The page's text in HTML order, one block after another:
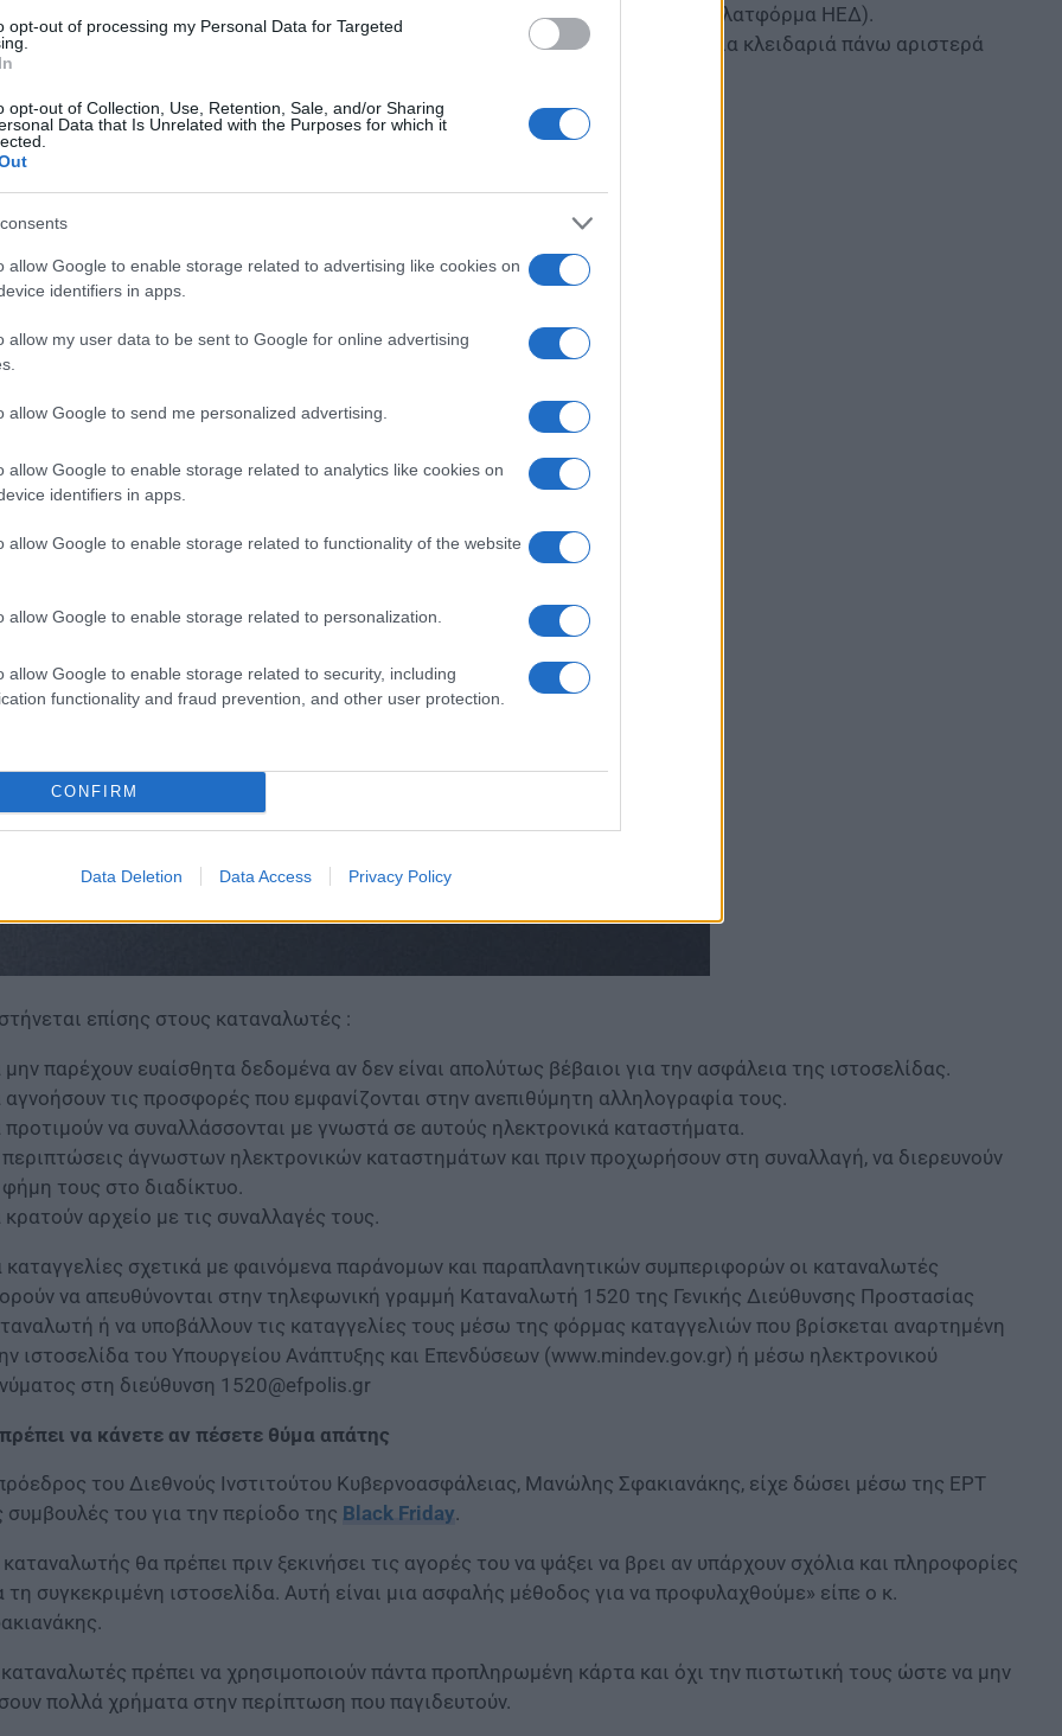
opt-out of processing my Personal Data for Targeted
opt-out of Collection, Use, Retention, Sale, and/or Sharing
Data that Is Unrelated with the Purposes for which it
allow Google to enable storage related to advertising like cookies on
identifiers in apps.
allow my user data to be sent to Google for online advertising
allow Google to send me personalized advertising.
allow Google to enable storage related to analytics like cookies on
identifiers in apps.
allow Google to enable storage related to functionality of the website
allow Google to enable storage related to personalization.
allow Google to enable storage related to security, including
functionality and fraud prevention, and other user protection.
CONFIRM
Data Deletion Data Access Privacy Policy
ηλεκτρονικής επίλυσης καταναλωτικών διαφορών (πανενωσιακή πλατφόρμα ΗΕΔ).
ασφάλειας του ιστότοπου: εμφάνιση εικονιδίου ασφάλειας, δηλ. μια κλειδαριά πάνω αριστερά
browser, ηλεκτρονική διεύθυνση που ξεκινά με https://).
επίσης στους καταναλωτές :
παρέχουν ευαίσθητα δεδομένα αν δεν είναι απολύτως βέβαιοι για την ασφάλεια της ιστοσελίδας.
τις προσφορές που εμφανίζονται στην ανεπιθύμητη αλληλογραφία τους.
να συναλλάσσονται με γνωστά σε αυτούς ηλεκτρονικά καταστήματα.
άγνωστων ηλεκτρονικών καταστημάτων και πριν προχωρήσουν στη συναλλαγή, να διερευνούν
τους στο διαδίκτυο.
αρχείο με τις συναλλαγές τους.
καταγγελίες σχετικά με φαινόμενα παράνομων και παραπλανητικών συμπεριφορών οι καταναλωτές
να απευθύνονται στην τηλεφωνική γραμμή Καταναλωτή 1520 της Γενικής Διεύθυνσης Προστασίας
ή να υποβάλλουν τις καταγγελίες τους μέσω της φόρμας καταγγελιών που βρίσκεται αναρτημένη
ιστοσελίδα του Υπουργείου Ανάπτυξης και Επενδύσεων (www.mindev.gov.gr) ή μέσω ηλεκτρονικού
στη διεύθυνση 1520@efpolis.gr
να κάνετε αν πέσετε θύμα απάτης
του Διεθνούς Ινστιτούτου Κυβερνοασφάλειας, Μανώλης Σφακιανάκης, είχε δώσει μέσω της ΕΡΤ
συμβουλές του για την περίοδο της Black Friday.
θα πρέπει πριν ξεκινήσει τις αγορές του να ψάξει να βρει αν υπάρχουν σχόλια και πληροφορίες
τη συγκεκριμένη ιστοσελίδα. Αυτή είναι μια ασφαλής μέθοδος για να προφυλαχθούμε» είπε ο κ.
πρέπει να χρησιμοποιούν πάντα προπληρωμένη κάρτα και όχι την πιστωτική τους ώστε να μην
πολλά χρήματα στην περίπτωση που παγιδευτούν.